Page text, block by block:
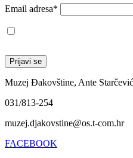
Email adresa*
Muzej Đakovštine, Ante
031/813-254
muzej.djakovstine@os.t-com.hr
FACEBOOK